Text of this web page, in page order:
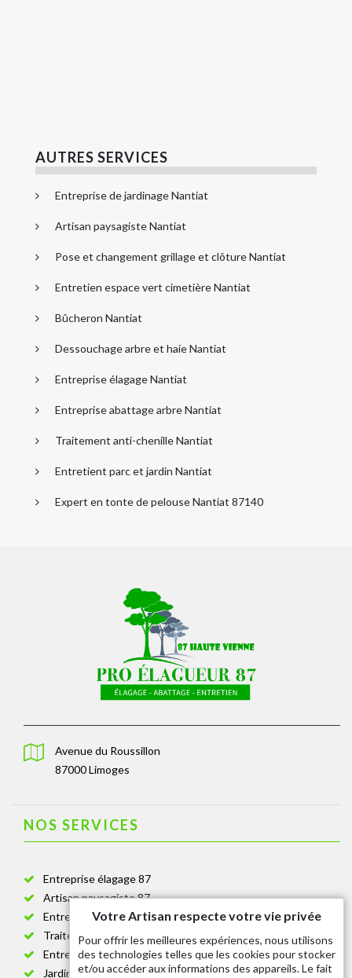
AUTRES SERVICES
Entreprise de jardinage Nantiat
Artisan paysagiste Nantiat
Pose et changement grillage et clôture Nantiat
Entretien espace vert cimetière Nantiat
Bûcheron Nantiat
Dessouchage arbre et haie Nantiat
Entreprise élagage Nantiat
Entreprise abattage arbre Nantiat
Traitement anti-chenille Nantiat
Entretient parc et jardin Nantiat
Expert en tonte de pelouse Nantiat 87140
Avenue du Roussillon
87000 Limoges
NOS SERVICES
Entreprise élagage 87
Artisan paysagiste 87
Entreprise de jardinage 87
Traitement anti-chenille 87
Entreprise abattage arbre 87
Jardinier taille de haie 87
Votre Artisan respecte votre vie privée
Pour offrir les meilleures expériences, nous utilisons
des technologies telles que les cookies pour stocker
et/ou accéder aux informations des appareils. Le fait